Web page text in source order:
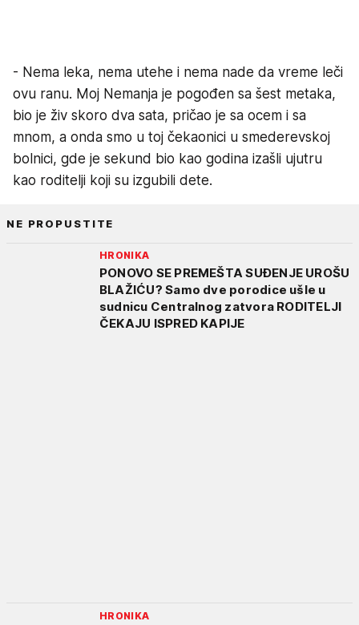
- Nema leka, nema utehe i nema nade da vreme leči
ovu ranu. Moj Nemanja je pogođen sa šest metaka,
bio je živ skoro dva sata, pričao je sa ocem i sa
mnom, a onda smo u toj čekaonici u smederevskoj
bolnici, gde je sekund bio kao godina izašli ujutru
kao roditelji koji su izgubili dete.
NE PROPUSTITE
HRONIKA
PONOVO SE PREMEŠTA SUĐENJE UROŠU
BLAŽIĆU? Samo dve porodice ušle u
sudnicu Centralnog zatvora RODITELJI
ČEKAJU ISPRED KAPIJE
HRONIKA